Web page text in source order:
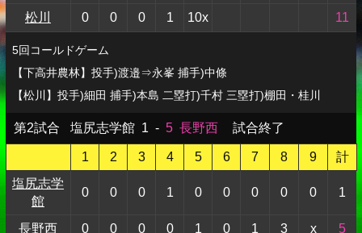
松川 0 0 0 1 10x 11
5回コールドゲーム
【下高井農林】投手)渡邉⇒永峯 捕手)中條
【松川】投手)細田 捕手)本島 二塁打)千村 三塁打)棚田・桂川
第2試合 塩尻志学館 1 - 5 長野西 試合終了
1 2 3 4 5 6 7 8 9
計
塩尻志学
館
0 0 0 1 0 0 0 0 0 1
長野西 0 0 0 0 1 0 1 3 x 5